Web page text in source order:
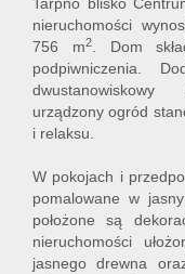
Tarpno blisko
nieruchomości
756 m2. Dom
podpiwniczenia.
urządzony ogród
i relaksu.
W pokojach i
pomalowane w
położone są
nieruchomości
jasnego drewna